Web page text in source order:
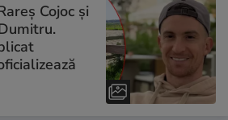
Cojoc și